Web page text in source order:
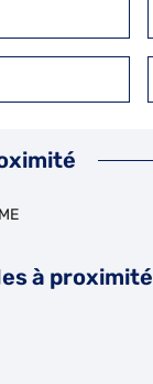
à proximité